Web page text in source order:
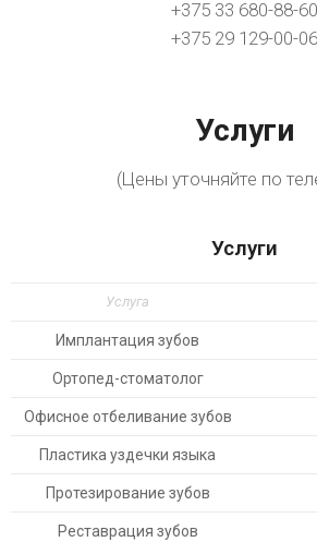
+375 33 680-88-60
+375 29 129-00-06
Услуги
(Цены уточняйте по
Услуги
Услуга
Имплантация зубов
Ортопед-стоматолог
Офисное отбеливание зубов
Пластика уздечки языка
Протезирование зубов
Реставрация зубов